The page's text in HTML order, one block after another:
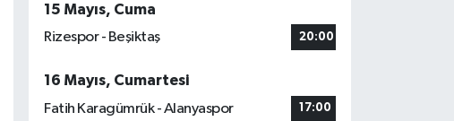
15 Mayıs, Cuma
Rizespor - Beşiktaş
20:00
16 Mayıs, Cumartesi
Fatih Karagümrük - Alanyaspor
17:00